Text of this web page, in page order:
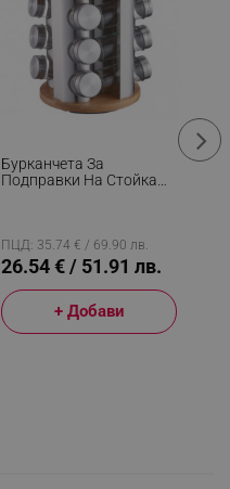
Бурканчета За
Подправки На Стойка
ПЦД: 35.74 € / 69.90 лв.
26.54 € / 51.91 лв.
+ Добави